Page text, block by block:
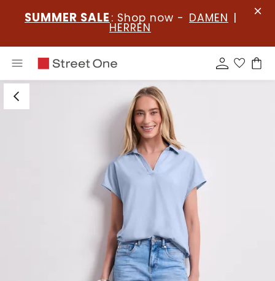
SUMMER SALE : Shop now - DAMEN |
HERREN